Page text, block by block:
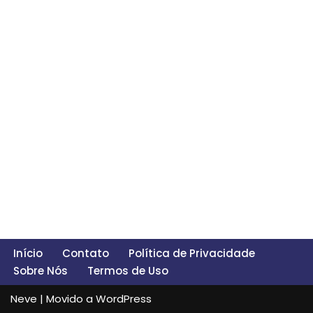
Início Contato
Política de Privacidade
Sobre Nós
Termos de Uso
Neve | Movido a WordPress